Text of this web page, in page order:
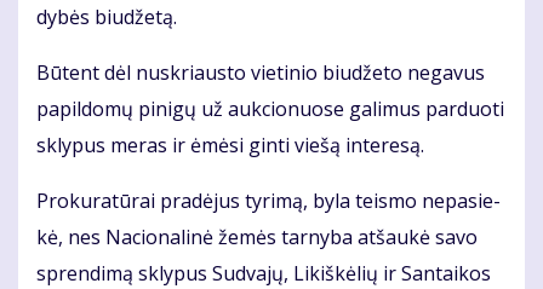
dy­bės biu­dže­tą.
Bū­tent dėl nu­skriaus­to vie­ti­nio biu­dže­to ne­ga­vus
pa­pil­do­mų pi­ni­gų už auk­cio­nuo­se ga­li­mus par­duo­ti
skly­pus me­ras ir ėmė­si gin­ti vie­šą in­te­re­są.
Pro­ku­ra­tū­rai pra­dė­jus ty­ri­mą, by­la teis­mo ne­pa­sie­
kė, nes Na­cio­na­li­nė že­mės tar­ny­ba at­šau­kė sa­vo
spren­di­mą skly­pus Su­dva­jų, Li­kiš­kė­lių ir San­tai­kos